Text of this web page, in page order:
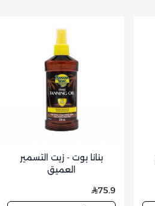
بنانا بوت - زيت التسمير
العميق
75.9